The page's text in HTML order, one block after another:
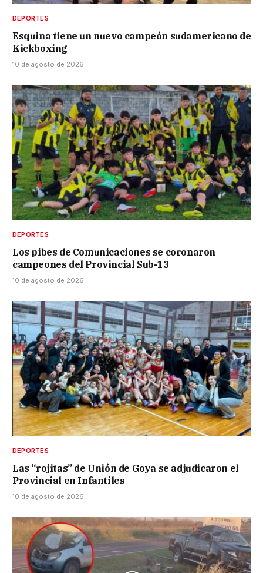
DEPORTES
Esquina tiene un nuevo campeón sudamericano de
Kickboxing
10 de agosto de 2026
DEPORTES
Los pibes de Comunicaciones se coronaron
campeones del Provincial Sub-13
10 de agosto de 2026
DEPORTES
Las “rojitas” de Unión de Goya se adjudicaron el
Provincial en Infantiles
10 de agosto de 2026